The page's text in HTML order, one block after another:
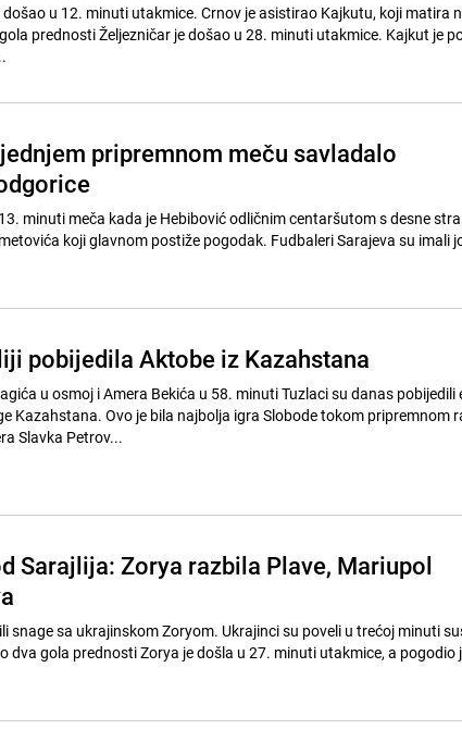
u 12. minuti utakmice. Crnov je asistirao Kajkutu, koji matira
prednosti Željezničar je došao u 28. minuti utakmice. Kajkut je
pripremnom meču savladalo
minuti meča kada je Hebibović odličnim centaršutom s desne
koji glavnom postiže pogodak. Fudbaleri Sarajeva su imali
pobijedila Aktobe iz Kazahstana
u osmoj i Amera Bekića u 58. minuti Tuzlaci su danas pobijedili
Kazahstana. Ovo je bila najbolja igra Slobode tokom pripremnom
Slavka Petrov...
Sarajlija: Zorya razbila Plave, Mariupol
snage sa ukrajinskom Zoryom. Ukrajinci su poveli u trećoj minuti
dva gola prednosti Zorya je došla u 27. minuti utakmice, a pogodio